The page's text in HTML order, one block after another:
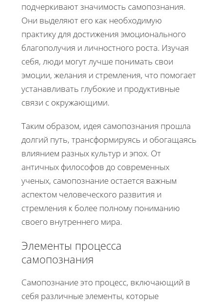
подчеркивают значимость самопознания.
Они выделяют его как необходимую
практику для достижения эмоционального
благополучия и личностного роста. Изучая
себя, люди могут лучше понимать свои
эмоции, желания и стремления, что помогает
устанавливать глубокие и продуктивные
связи с окружающими.
Таким образом, идея самопознания прошла
долгий путь, трансформируясь и обогащаясь
влиянием разных культур и эпох. От
античных философов до современных
ученых, самопознание остается важным
аспектом человеческого развития и
стремления к более полному пониманию
своего внутреннего мира.
Элементы процесса
самопознания
Самопознание это процесс, включающий в
себя различные элементы, которые